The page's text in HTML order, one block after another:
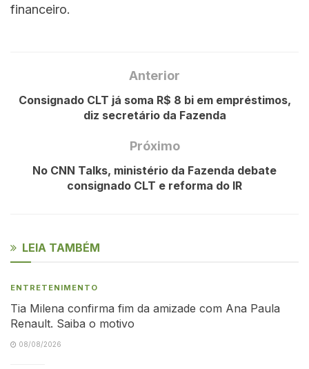
financeiro.
Anterior
Consignado CLT já soma R$ 8 bi em empréstimos,
diz secretário da Fazenda
Próximo
No CNN Talks, ministério da Fazenda debate
consignado CLT e reforma do IR
LEIA TAMBÉM
ENTRETENIMENTO
Tia Milena confirma fim da amizade com Ana Paula
Renault. Saiba o motivo
08/08/2026